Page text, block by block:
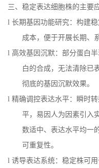
三、稳定表达细胞株的主要
l 长期基因功能研究：构建
成本，便于开展长期、
l 高效基因沉默：部分蛋白
白的合成，无法清除已
彻底的基因沉默效果。
l 精确调控表达水平：瞬时
平，易因人为因素引入
数适中、表达水平均一
可重复性。
l 诱导表达系统：稳定株可